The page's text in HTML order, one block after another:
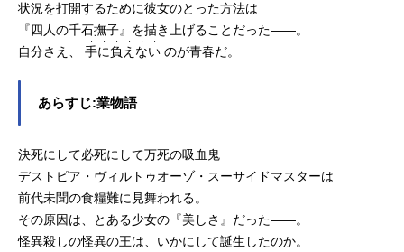
状況を打開するために彼女のとった方法は
『四人の千石撫子』を描き上げることだった――。
自分さえ、 手に負えない
・・・・・・
のが青春だ。
あらすじ:業物語
決死にして必死にして万死の吸血鬼
デストピア・ヴィルトゥオーゾ・スーサイドマスターは
前代未聞の食糧難に見舞われる。
その原因は、とある少女の『美しさ』だった――。
怪異殺しの怪異の王は、いかにして誕生したのか。